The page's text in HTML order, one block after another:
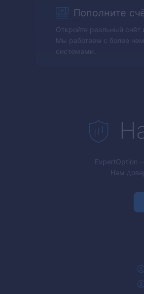
Пополните
Откройте реальный счёт
Мы работаем с более
системами.
ExpertOption
Нам